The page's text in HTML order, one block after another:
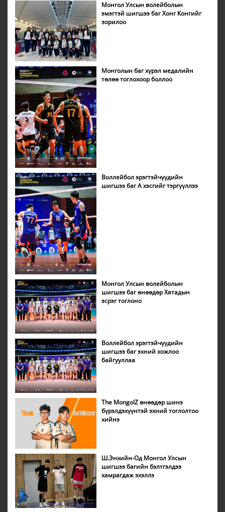
Монгол Улсын волейболын
эмэгтэй шигшээ баг Хонг Конгийг
зорилоо
Монголын баг хүрэл медалийн
төлөө тоглохоор боллоо
Воллейбол эрэгтэйчүүдийн
шигшээ баг А хэсгийг тэргүүллээ
Монгол Улсын волейболын
шигшээ баг өнөөдөр Хятадын
эсрэг тоглоно
Воллейбол эрэгтэйчүүдийн
шигшээ баг эхний хожлоо
байгууллаа
The MongolZ өнөөдөр шинэ
бүрэлдэхүүнтэй эхний тоглолтоо
хийнэ
Ш.Энхийн-Од Монгол Улсын
шигшээ багийн бэлтгэлдээ
хамрагдаж эхэллэ